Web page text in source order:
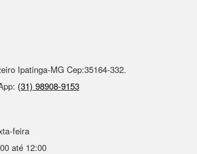
Ipatinga-MG Cep:35164-332.
(31) 98908-9153
feira
até 12:00